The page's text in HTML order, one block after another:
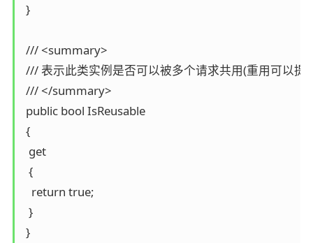
}
/// <summary>
/// 表示此类实例是否可以被多个请求共用(重用可以提
/// </summary>
public bool IsReusable
{
  get
  {
   return true;
  }
}